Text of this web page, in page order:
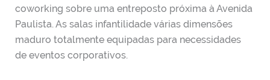
coworking sobre uma entreposto próxima à Avenida
Paulista. As salas infantilidade várias dimensões
maduro totalmente equipadas para necessidades
de eventos corporativos.